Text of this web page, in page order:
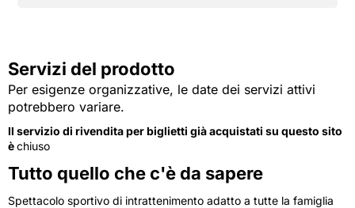
Servizi del prodotto
Per esigenze organizzative, le date dei servizi attivi
potrebbero variare.
Il servizio di rivendita per biglietti già acquistati su questo sito
èchiuso
Tutto quello che c'è da sapere
Spettacolo sportivo di intrattenimento adatto a tutte la famiglia